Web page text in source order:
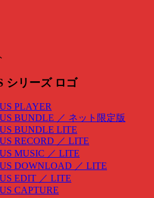
PLAYER
BUNDLE ／ ネット限定版
BUNDLE LITE
RECORD ／ LITE
MUSIC ／ LITE
DOWNLOAD ／ LITE
EDIT ／ LITE
CAPTURE